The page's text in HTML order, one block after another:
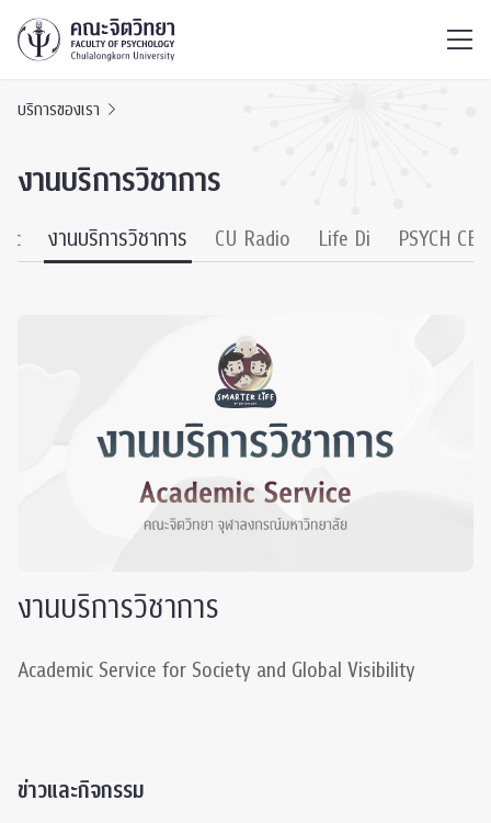
บริการของเรา
งานบริการวิชาการ
งานบริการวิชาการ CU Radio Life Di PSYCH CEO
งานบริการวิชาการ
Academic Service for Society and Global Visibility
ข่าวและกิจกรรม